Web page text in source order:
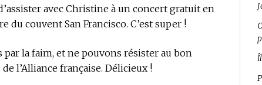
avec Christine à un concert gratuit en
du couvent San Francisco. C’est super !
par la faim, et ne pouvons résister au bon
l’Alliance française. Délicieux !